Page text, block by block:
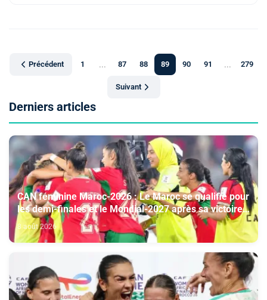
Précédent 1 ... 87 88 89 90 91 ... 279
Suivant
Derniers articles
CAN féminine Maroc-2026 : Le Maroc se qualifie pour
les demi-finales et le Mondial-2027 après sa victoire
face à l’Afrique du Sud (2-1)
8 août 2026